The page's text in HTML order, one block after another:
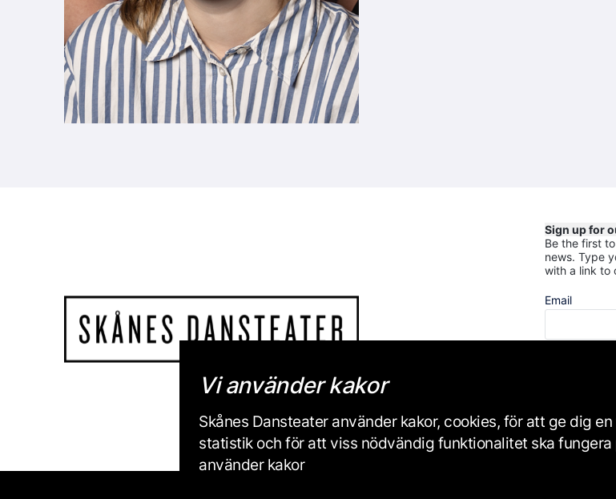
Sign up for
Be the first
news. Type
with a link to
Email
Skånes
Vi använder kakor
Skånes Dansteater använder kakor, cookies, för att ge dig
statistik och för att viss nödvändig funktionalitet ska
använder kakor